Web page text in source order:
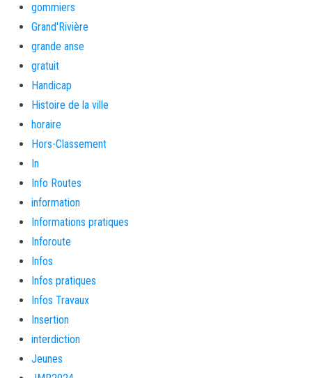
gommiers
Grand'Rivière
grande anse
gratuit
Handicap
Histoire de la ville
horaire
Hors-Classement
In
Info Routes
information
Informations pratiques
Inforoute
Infos
Infos pratiques
Infos Travaux
Insertion
interdiction
Jeunes